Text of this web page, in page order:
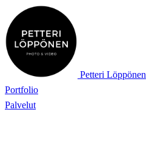
Petteri Löppönen
Portfolio
Palvelut